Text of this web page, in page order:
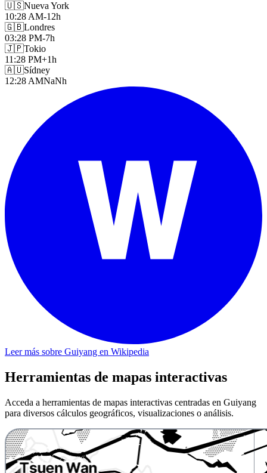
🇺🇸Nueva York
10:28 AM-12h
🇬🇧Londres
03:28 PM-7h
🇯🇵Tokio
11:28 PM+1h
🇦🇺Sídney
12:28 AMNaNh
Leer más sobre Guiyang en Wikipedia
Herramientas de mapas interactivas
Acceda a herramientas de mapas interactivas centradas en Guiyang
para diversos cálculos geográficos, visualizaciones o análisis.